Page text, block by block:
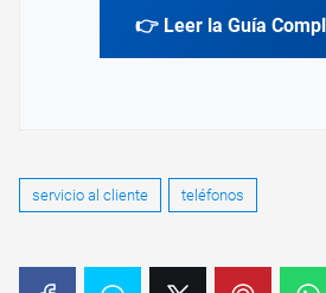
👉 Leer la Guía
servicio al cliente teléfonos